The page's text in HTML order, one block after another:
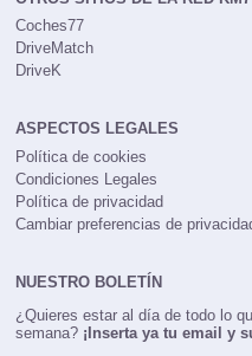
OTROS SITIOS DE LA RED KM77
Coches77
DriveMatch
ASPECTOS LEGALES
Política de cookies
Condiciones Legales
Política de privacidad
¿Quieres estar al día de todo lo